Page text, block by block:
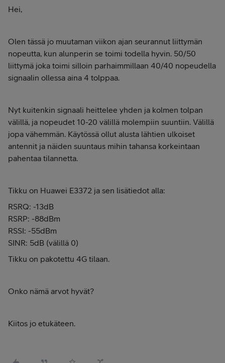
Hei,
Olen tässä jo muutaman viikon ajan seurannut liittymän
nopeutta, kun alunperin se toimi todella hyvin. 50/50
liittymä joka toimi silloin parhaimmillaan 40/40 nopeudella
signaalin ollessa aina 4 tolppaa.
Nyt kuitenkin signaali heittelee yhden ja kolmen tolpan
välillä, ja nopeudet 10-20 välillä molempiin suuntiin. Välillä
jopa vähemmän. Käytössä ollut alusta lähtien ulkoiset
antennit ja näiden suuntaus mihin tahansa korkeintaan
pahentaa tilannetta.
Tikku on Huawei E3372 ja sen lisätiedot alla:
RSRQ: -13dB
RSRP: -88dBm
RSSI: -55dBm
SINR: 5dB (välillä 0)
Tikku on pakotettu 4G tilaan.
Onko nämä arvot hyvät?
Kiitos jo etukäteen.